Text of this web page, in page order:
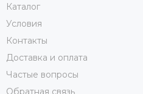
Каталог
Условия
Контакты
Доставка и оплата
Частые вопросы
Обратная связь